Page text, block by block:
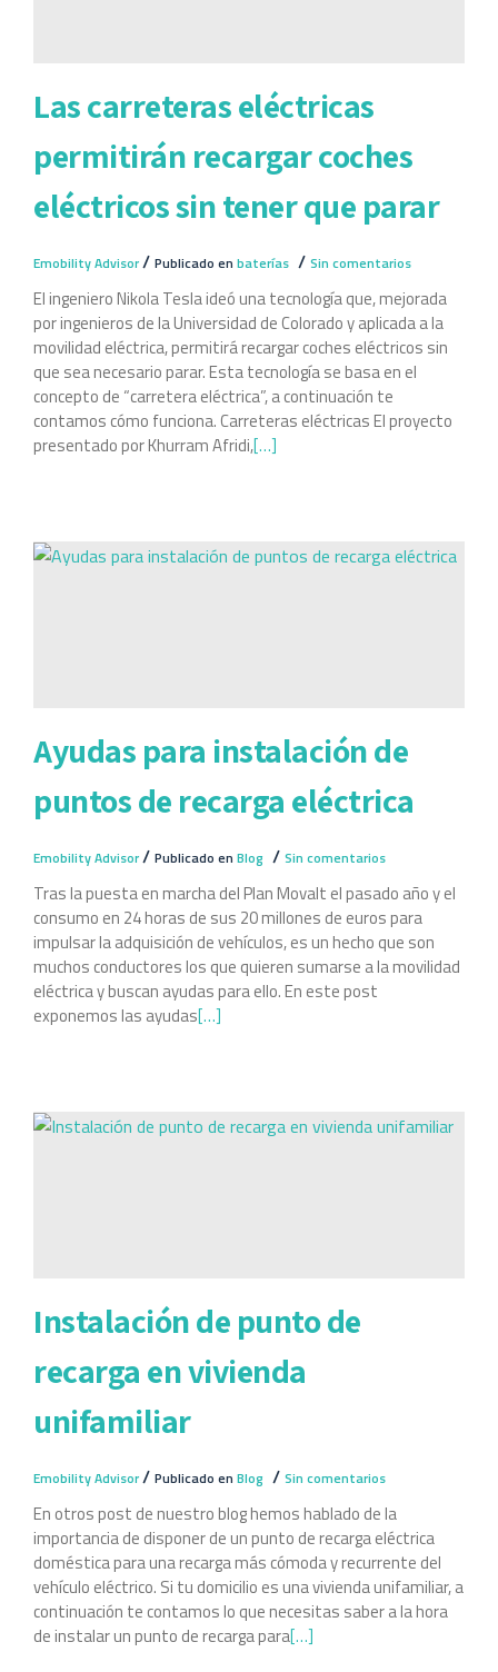
Las carreteras eléctricas
permitirán recargar coches
eléctricos sin tener que parar
Emobility Advisor/ Publicado en baterías / Sin comentarios
El ingeniero Nikola Tesla ideó una tecnología que, mejorada
por ingenieros de la Universidad de Colorado y aplicada a la
movilidad eléctrica, permitirá recargar coches eléctricos sin
que sea necesario parar. Esta tecnología se basa en el
concepto de “carretera eléctrica”, a continuación te
contamos cómo funciona. Carreteras eléctricas El proyecto
presentado por Khurram Afridi,[…]
Ayudas para instalación de
puntos de recarga eléctrica
Emobility Advisor/ Publicado en Blog / Sin comentarios
Tras la puesta en marcha del Plan Movalt el pasado año y el
consumo en 24 horas de sus 20 millones de euros para
impulsar la adquisición de vehículos, es un hecho que son
muchos conductores los que quieren sumarse a la movilidad
eléctrica y buscan ayudas para ello. En este post
exponemos las ayudas[…]
Instalación de punto de
recarga en vivienda
unifamiliar
Emobility Advisor/ Publicado en Blog / Sin comentarios
En otros post de nuestro blog hemos hablado de la
importancia de disponer de un punto de recarga eléctrica
doméstica para una recarga más cómoda y recurrente del
vehículo eléctrico. Si tu domicilio es una vivienda unifamiliar, a
continuación te contamos lo que necesitas saber a la hora
de instalar un punto de recarga para[…]